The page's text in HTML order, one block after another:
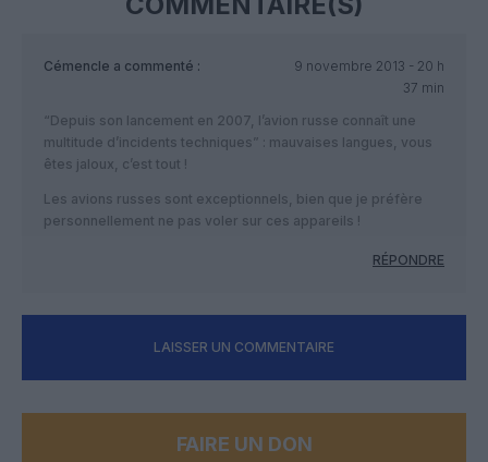
Cémencle a commenté :
9 novembre 2013 - 20 h
37 min
“Depuis son lancement en 2007, l’avion russe connaît une
multitude d’incidents techniques” : mauvaises langues, vous
êtes jaloux, c’est tout !
Les avions russes sont exceptionnels, bien que je préfère
personnellement ne pas voler sur ces appareils !
RÉPONDRE
LAISSER UN COMMENTAIRE
FAIRE UN DON